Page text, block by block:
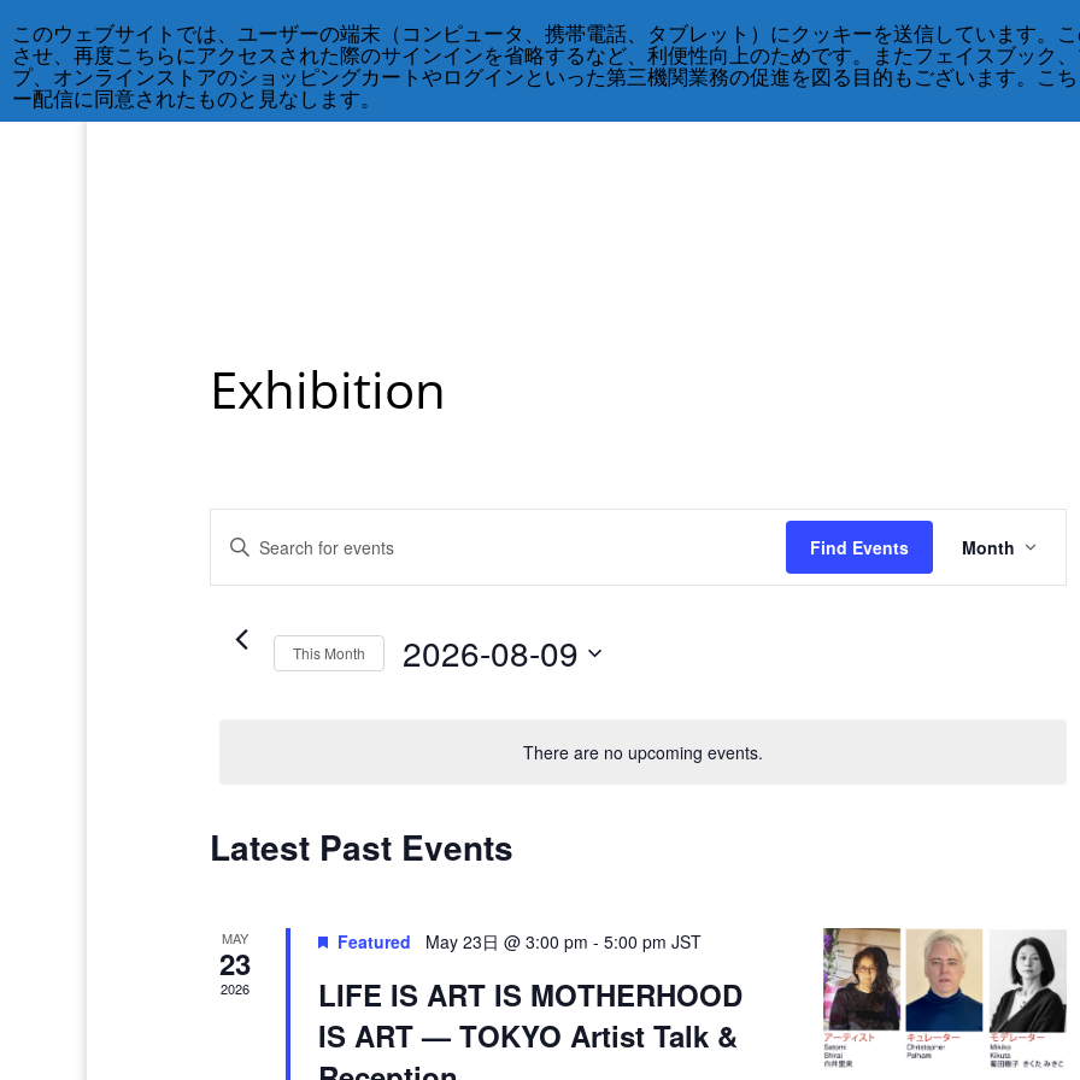
info@crsny.org
Exhibition
There are no upcoming events.
Events
Search
and
Views
Navigation
Enter
Keyword.
Search
Events
Find Events
Events
Views
Month
This Month 2026-08-09
Calendar
of
Latest Past Events
MAY
23
2026
Featured May 23日 @ 3:00 pm - 5:00 pm JST
LIFE IS ART IS MOTHERHOOD
IS ART — TOKYO Artist Talk &
このウェブサイトでは、ユーザーの端末（コンピュータ、携帯電話、タブレット）にクッキーを送信しています。
させ、再度こちらにアクセスされた際のサインインを省略するなど、利便性向上のためです。またフェイスブック
プ、オンラインストアのショッピングカートやログインといった第三機関業務の促進を図る目的もございます。こ
ー配信に同意されたものと見なします。